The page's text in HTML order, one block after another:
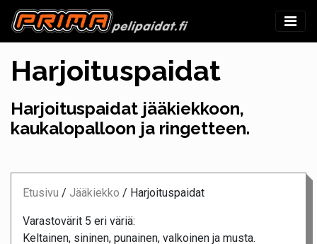
Harjoituspaidat
Harjoituspaidat jääkiekkoon,
kaukalopalloon ja ringetteen.
Etusivu / Jääkiekko / Harjoituspaidat
Varastovärit 5 eri väriä:
Keltainen, sininen, punainen, valkoinen ja musta.